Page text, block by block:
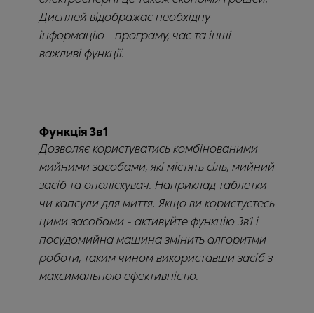
Дисплей відображає необхідну
інформацію - програму, час та інші
важливі функції.
Функція 3в1
Дозволяє користуватись комбінованими
мийними засобами, які містять сіль, мийний
засіб та ополіскувач. Наприклад таблетки
чи капсули для миття. Якщо ви користуєтесь
цими засобами - активуйте функцію 3в1 і
посудомийна машина змінить алгоритми
роботи, таким чином використавши засіб з
максимальною ефективністю.